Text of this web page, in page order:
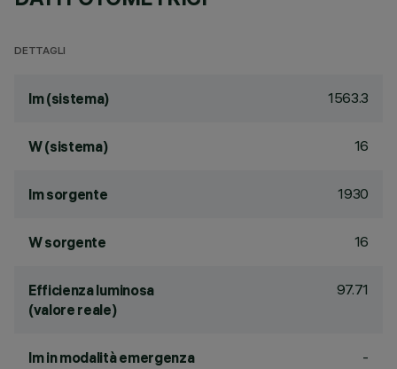
DETTAGLI
lm (sistema) 1563.3
W (sistema) 16
lm sorgente 1930
W sorgente 16
Efficienza luminosa
(valore reale)
97.71
lm in modalità emergenza -